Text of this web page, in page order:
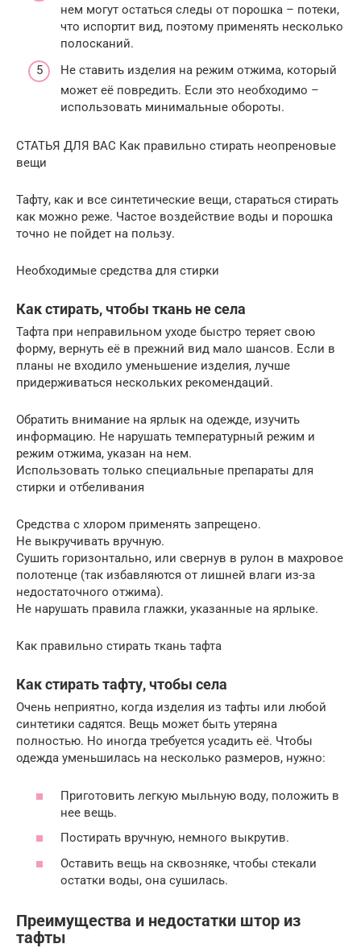
нем могут остаться следы от порошка – потеки,
что испортит вид, поэтому применять несколько
полосканий.
Не ставить изделия на режим отжима, который
может её повредить. Если это необходимо –
использовать минимальные обороты.
СТАТЬЯ ДЛЯ ВАС Как правильно стирать неопреновые
вещи
Тафту, как и все синтетические вещи, стараться стирать
как можно реже. Частое воздействие воды и порошка
точно не пойдет на пользу.
Необходимые средства для стирки
Как стирать, чтобы ткань не села
Тафта при неправильном уходе быстро теряет свою
форму, вернуть её в прежний вид мало шансов. Если в
планы не входило уменьшение изделия, лучше
придерживаться нескольких рекомендаций.
Обратить внимание на ярлык на одежде, изучить
информацию. Не нарушать температурный режим и
режим отжима, указан на нем.
Использовать только специальные препараты для
стирки и отбеливания
Средства с хлором применять запрещено.
Не выкручивать вручную.
Сушить горизонтально, или свернув в рулон в махровое
полотенце (так избавляются от лишней влаги из-за
недостаточного отжима).
Не нарушать правила глажки, указанные на ярлыке.
Как правильно стирать ткань тафта
Как стирать тафту, чтобы села
Очень неприятно, когда изделия из тафты или любой
синтетики садятся. Вещь может быть утеряна
полностью. Но иногда требуется усадить её. Чтобы
одежда уменьшилась на несколько размеров, нужно:
Приготовить легкую мыльную воду, положить в
нее вещь.
Постирать вручную, немного выкрутив.
Оставить вещь на сквозняке, чтобы стекали
остатки воды, она сушилась.
Преимущества и недостатки штор из
тафты